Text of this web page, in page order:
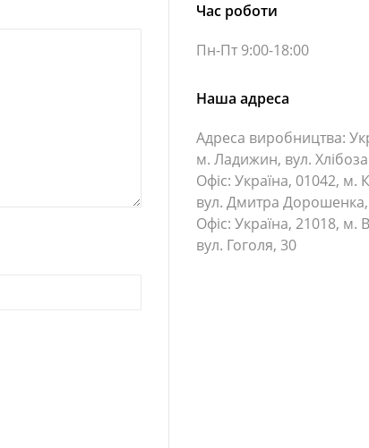
Час роботи
Пн-Пт 9:00-18:00
Наша адреса
Адреса виробництва:
м. Ладижин, вул.
Офіс: Україна, 01042, м.
вул. Дмитра
Офіс: Україна, 21018, м.
вул. Гоголя, 30